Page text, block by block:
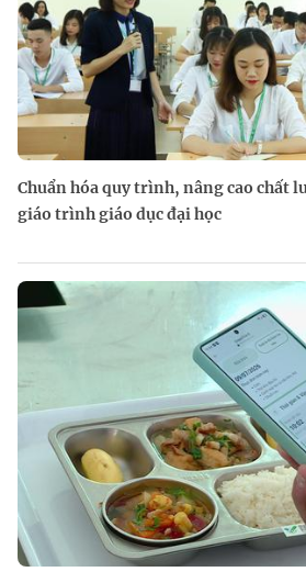
Chuẩn hóa quy trình, nâng cao chất
giáo trình giáo dục đại học